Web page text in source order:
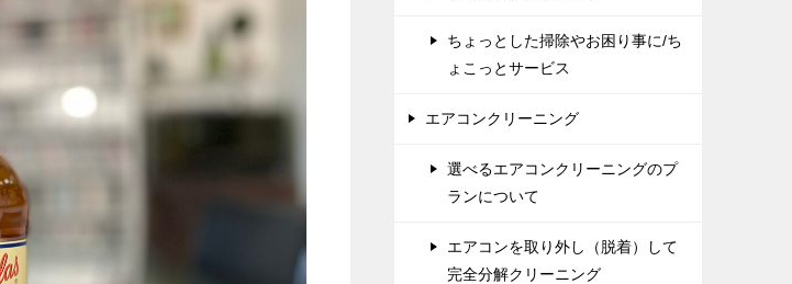
ちょっとした掃除やお困り事に/ち
ょこっとサービス
エアコンクリーニング
選べるエアコンクリーニングのプ
ランについて
エアコンを取り外し（脱着）して
完全分解クリーニング